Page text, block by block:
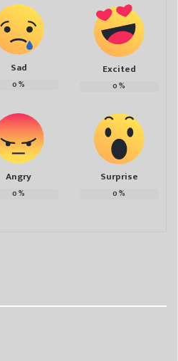
Sad
0%
Excited
0%
Angry
0%
Surprise
0%